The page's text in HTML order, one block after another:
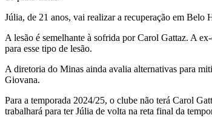
Júlia, de 21 anos, vai realizar a recuperação em
A lesão é semelhante à sofrida por Carol Gattaz. A
para esse tipo de lesão.
A diretoria do Minas ainda avalia alternativas para
Giovana.
Para a temporada 2024/25, o clube não terá Carol
trabalhará para ter Júlia de volta na reta final da